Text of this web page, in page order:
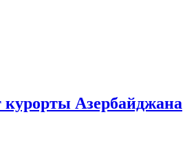
курорты Азербайджана